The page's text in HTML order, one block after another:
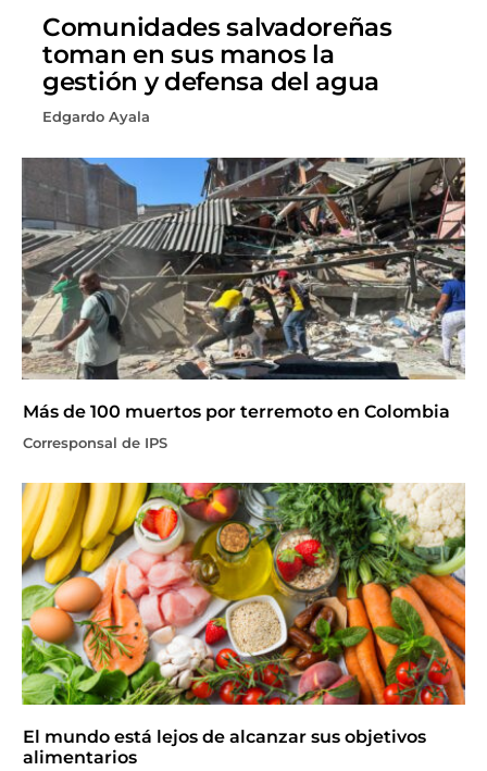
Comunidades salvadoreñas
toman en sus manos la
gestión y defensa del agua
Edgardo Ayala
Más de 100 muertos por terremoto en Colombia
Corresponsal de IPS
El mundo está lejos de alcanzar sus objetivos
alimentarios